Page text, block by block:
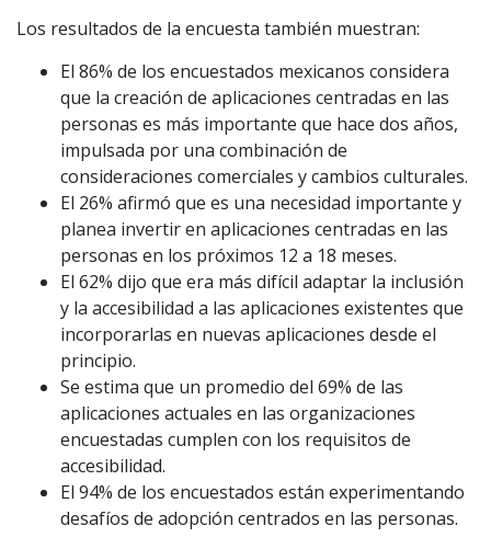
Los resultados de la encuesta también muestran:
El 86% de los encuestados mexicanos considera
que la creación de aplicaciones centradas en las
personas es más importante que hace dos años,
impulsada por una combinación de
consideraciones comerciales y cambios culturales.
El 26% afirmó que es una necesidad importante y
planea invertir en aplicaciones centradas en las
personas en los próximos 12 a 18 meses.
El 62% dijo que era más difícil adaptar la inclusión
y la accesibilidad a las aplicaciones existentes que
incorporarlas en nuevas aplicaciones desde el
principio.
Se estima que un promedio del 69% de las
aplicaciones actuales en las organizaciones
encuestadas cumplen con los requisitos de
accesibilidad.
El 94% de los encuestados están experimentando
desafíos de adopción centrados en las personas.